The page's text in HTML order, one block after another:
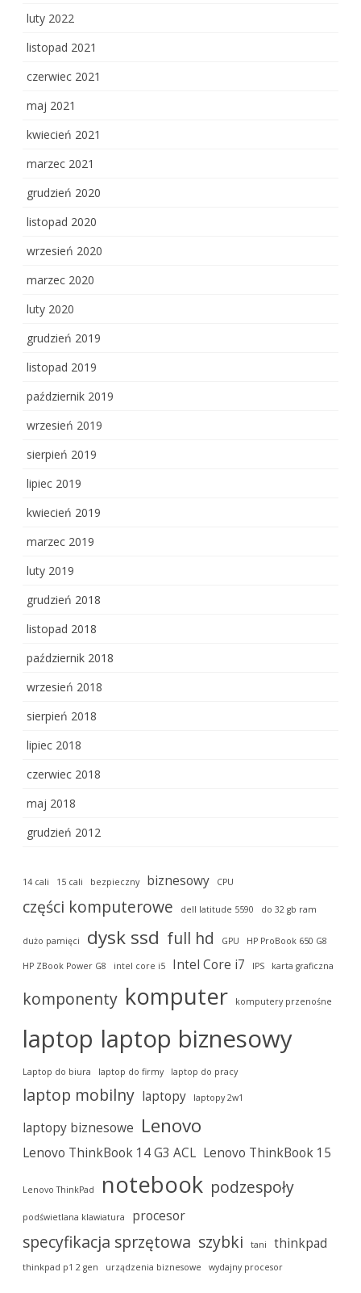
luty 2022
listopad 2021
czerwiec 2021
maj 2021
kwiecień 2021
marzec 2021
grudzień 2020
listopad 2020
wrzesień 2020
marzec 2020
luty 2020
grudzień 2019
listopad 2019
październik 2019
wrzesień 2019
sierpień 2019
lipiec 2019
kwiecień 2019
marzec 2019
luty 2019
grudzień 2018
listopad 2018
październik 2018
wrzesień 2018
sierpień 2018
lipiec 2018
czerwiec 2018
maj 2018
grudzień 2012
14 cali 15 cali bezpieczny biznesowy CPU
części komputerowe dell latitude 5590 do 32 gb ram
dużo pamięci dysk ssd full hd GPU HP ProBook 650 G8
HP ZBook Power G8 intel core i5 Intel Core i7 IPS karta graficzna
komponenty komputer komputery przenośne
laptop laptop biznesowy
Laptop do biura laptop do firmy laptop do pracy
laptop mobilny laptopy laptopy 2w1
laptopy biznesowe Lenovo
Lenovo ThinkBook 14 G3 ACL Lenovo ThinkBook 15
Lenovo ThinkPad notebook podzespoły
podświetlana klawiatura procesor
specyfikacja sprzętowa szybki tani thinkpad
thinkpad p1 2 gen urządzenia biznesowe wydajny procesor